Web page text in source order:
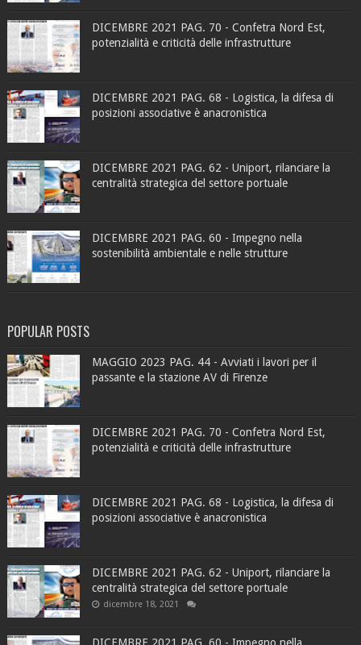
DICEMBRE 2021 PAG. 70 - Confetra Nord Est,
potenzialità e criticità delle infrastrutture
DICEMBRE 2021 PAG. 68 - Logistica, la difesa di
posizioni associative è anacronistica
DICEMBRE 2021 PAG. 62 - Uniport, rilanciare la
centralità strategica del settore portuale
DICEMBRE 2021 PAG. 60 - Impegno nella
sostenibilità ambientale e nelle strutture
POPULAR POSTS
MAGGIO 2023 PAG. 44 - Avviati i lavori per il
passante e la stazione AV di Firenze
DICEMBRE 2021 PAG. 70 - Confetra Nord Est,
potenzialità e criticità delle infrastrutture
DICEMBRE 2021 PAG. 68 - Logistica, la difesa di
posizioni associative è anacronistica
DICEMBRE 2021 PAG. 62 - Uniport, rilanciare la
centralità strategica del settore portuale
dicembre 18, 2021